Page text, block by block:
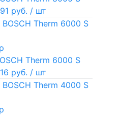
руб. / шт
Therm 6000 S
руб. / шт